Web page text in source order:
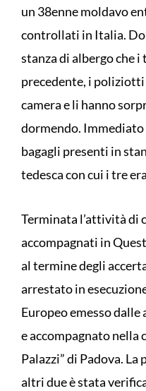
un 38enne moldavo
controllati in Italia.
stanza di albergo che i
precedente, i
camera e li hanno
dormendo.
bagagli presenti in
tedesca con cui i tre
Terminata l’attività di
accompagnati in
al termine degli
arrestato in
Europeo emesso
e accompagnato nella
Palazzi” di Padova.
altri due è stata